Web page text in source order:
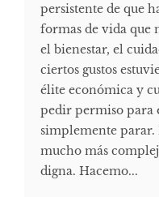
persistente de que
formas de vida que
el bienestar, el
ciertos gustos
élite económica y
pedir permiso para
simplemente parar.
mucho más
digna. Hacemo...